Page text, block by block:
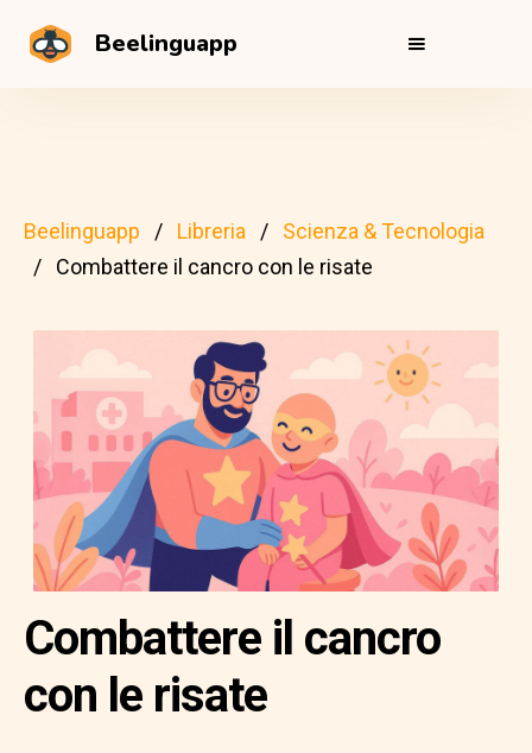
Beelinguapp
Beelinguapp Libreria
Scienza & Tecnologia
Combattere il cancro con le risate
Combattere il cancro
con le risate